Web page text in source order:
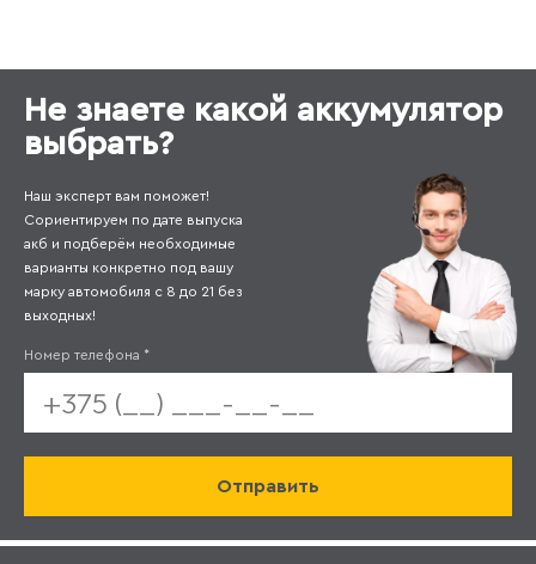
Не знаете какой аккумулятор
выбрать?
Наш эксперт вам поможет!
Сориентируем по дате выпуска
акб и подберём необходимые
варианты конкретно под вашу
марку автомобиля с 8 до 21 без
выходных!
Номер телефона *